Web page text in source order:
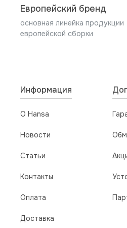
Компания
установки и
5. В случае
5. После
4. неподходящее
клиенту нужно
Европейский бренд
основная линейка продукции
европейской сборки
Информация
О Hansa
Новости
Статьи
Контакты
Оплата
Доставка